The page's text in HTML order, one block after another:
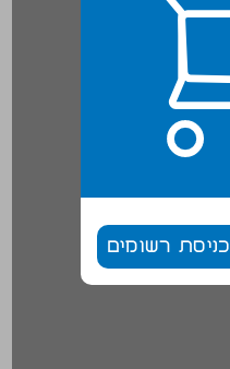
כניסת רשומים